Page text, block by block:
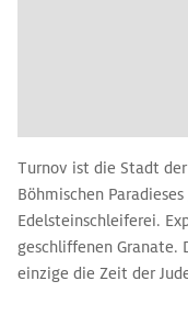
Turnov ist die Stadt
Böhmischen
Edelsteinschleiferei.
geschliffenen Granate.
einzige die Zeit der